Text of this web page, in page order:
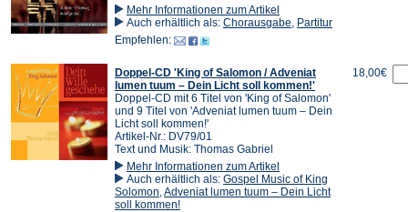
Mehr Informationen zum Artikel
Auch erhältlich als: Chorausgabe Partitur
Empfehlen:
Doppel-CD 'King of Salomon / Adveniat
lumen tuum – Dein Licht soll kommen!'
Doppel-CD mit 6 Titel von 'King of Salomon'
und 9 Titel von 'Adveniat lumen tuum – Dein
Licht soll kommen!'
Artikel-Nr.: DV79/01
Text und Musik: Thomas Gabriel
Mehr Informationen zum Artikel
Auch erhältlich als: Gospel Music of King
Solomon Adveniat lumen tuum – Dein Licht
soll kommen!
18,00€